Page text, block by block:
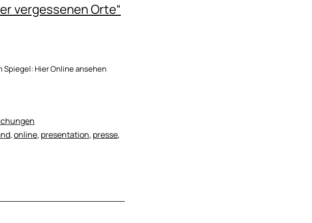
vergessenen Orte“
Spiegel: Hier Online ansehen
,online, presentation, presse,